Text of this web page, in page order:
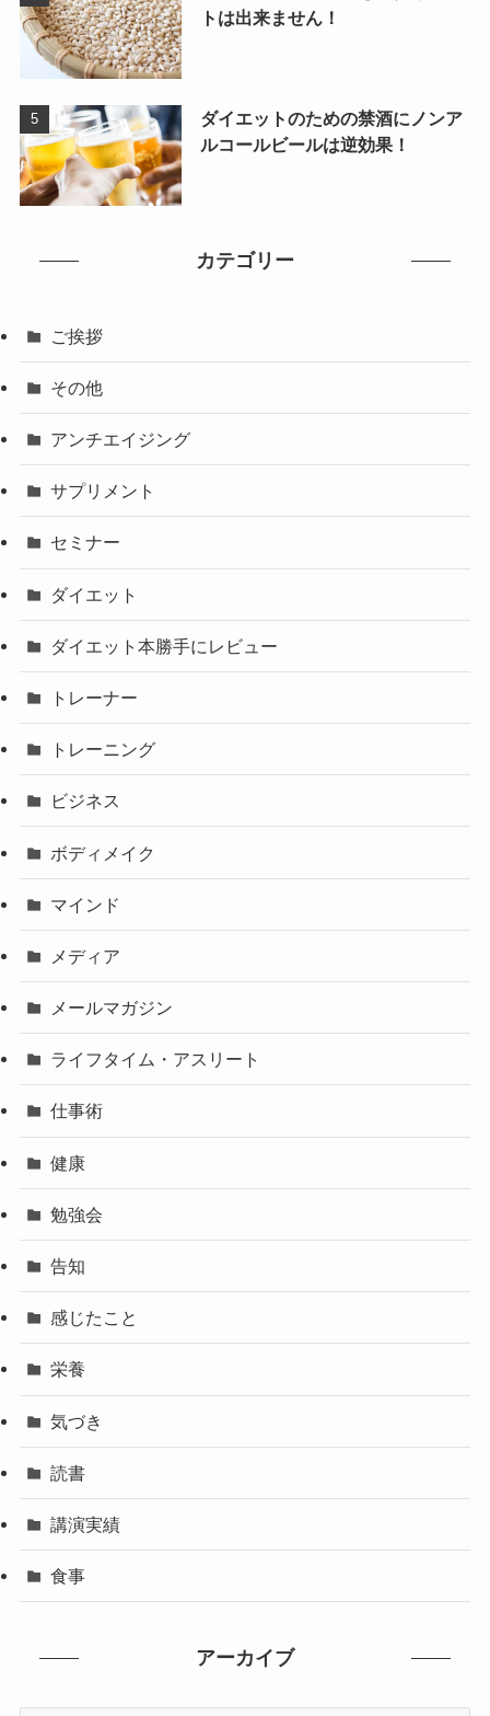
トは出来ません！
ダイエットのための禁酒にノンア
ルコールビールは逆効果！
カテゴリー
ご挨拶
その他
アンチエイジング
サプリメント
セミナー
ダイエット
ダイエット本勝手にレビュー
トレーナー
トレーニング
ビジネス
ボディメイク
マインド
メディア
メールマガジン
ライフタイム・アスリート
仕事術
健康
勉強会
告知
感じたこと
栄養
気づき
読書
講演実績
食事
アーカイブ